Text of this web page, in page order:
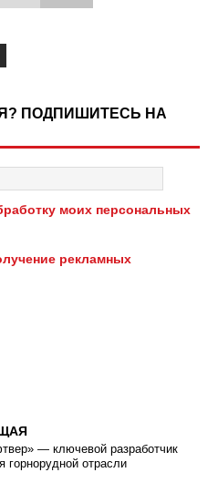
ПОДПИШИТЕСЬ НА
моих персональных
рекламных
— ключевой разработчик
горнорудной отрасли